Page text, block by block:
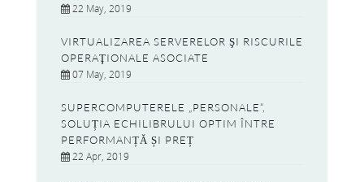
22 May, 2019
VIRTUALIZAREA SERVERELOR ŞI RISCURILE
OPERAŢIONALE ASOCIATE
07 May, 2019
SUPERCOMPUTERELE „PERSONALE“,
SOLUȚIA ECHILIBRULUI OPTIM ÎNTRE
PERFORMANȚĂ ȘI PREȚ
22 Apr, 2019